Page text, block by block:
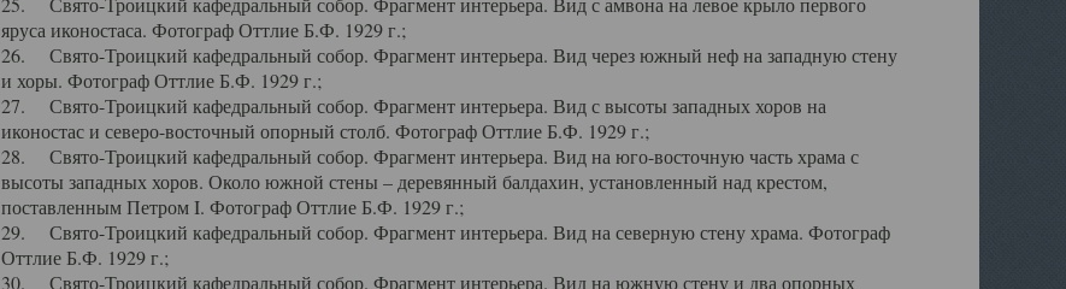
яруса иконостаса. Фотограф Оттлие Б.Ф. 1929 г.;
26. Свято-Троицкий кафедральный собор. Фрагмент интерьера. Вид через южный неф на западную стену
и хоры. Фотограф Оттлие Б.Ф. 1929 г.;
27. Свято-Троицкий кафедральный собор. Фрагмент интерьера. Вид с высоты западных хоров на
иконостас и северо-восточный опорный столб. Фотограф Оттлие Б.Ф. 1929 г.;
28. Свято-Троицкий кафедральный собор. Фрагмент интерьера. Вид на юго-восточную часть храма с
высоты западных хоров. Около южной стены – деревянный балдахин, установленный над крестом,
поставленным Петром I. Фотограф Оттлие Б.Ф. 1929 г.;
29. Свято-Троицкий кафедральный собор. Фрагмент интерьера. Вид на северную стену храма. Фотограф
Оттлие Б.Ф. 1929 г.;
30. Свято-Троицкий кафедральный собор. Фрагмент интерьера. Вид на южную стену и два опорных